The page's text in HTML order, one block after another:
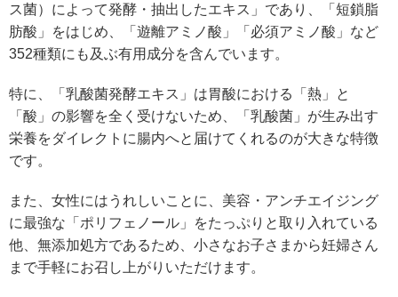
ス菌）によって発酵・抽出したエキス」であり、「短鎖脂
肪酸」をはじめ、「遊離アミノ酸」「必須アミノ酸」など
352種類にも及ぶ有用成分を含んでいます。
特に、「乳酸菌発酵エキス」は胃酸における「熱」と
「酸」の影響を全く受けないため、「乳酸菌」が生み出す
栄養をダイレクトに腸内へと届けてくれるのが大きな特徴
です。
また、女性にはうれしいことに、美容・アンチエイジング
に最強な「ポリフェノール」をたっぷりと取り入れている
他、無添加処方であるため、小さなお子さまから妊婦さん
まで手軽にお召し上がりいただけます。